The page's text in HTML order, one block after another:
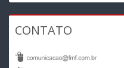
CONTATO